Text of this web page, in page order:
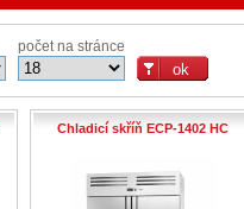
počet na stránce
Chladicí skříň ECP-1402 HC